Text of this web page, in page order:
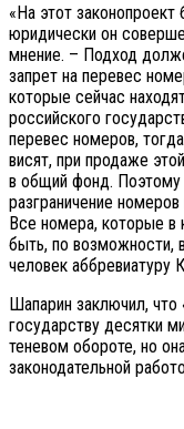
«На этот
юридически он
мнение. – Подход
запрет на перевес
которые сейчас
российского
перевес номеров,
висят, при продаже
в общий фонд. Поэтому
разграничение
Все номера, которые
быть, по возможности,
человек аббревиатуру
Шапарин заключил, что
государству десятки
теневом обороте, но
законодательной